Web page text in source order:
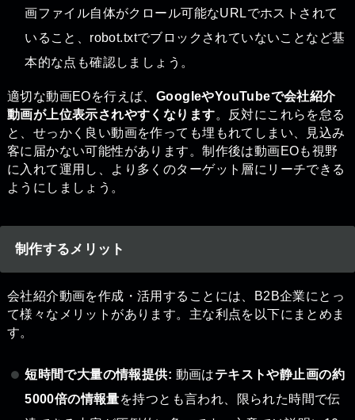
画ファイル自体がクロール可能なURLでホストされて
いること、robot.txtでブロックされていないことなど基
本的な点も確認しましょう。
適切な動画EOを行えば、 GoogleやYouTubeで会社紹介
動画が上位表示されやすくなります。反対にこれらを怠る
と、せっかく良い動画を作っても埋もれてしまい、見込み
客に届かない可能性があります。制作後は動画EOも視野
に入れて運用し、より多くのターゲット層にリーチできる
ようにしましょう。
制作するメリット
会社紹介動画を作成・活用することには、B2B企業にとっ
て様々なメリットがあります。主な利点を以下にまとめま
す。
短時間で大量の情報提供: 動画はテキストや静止画の約
5000倍の情報量を持つとも言われ、限られた時間で伝